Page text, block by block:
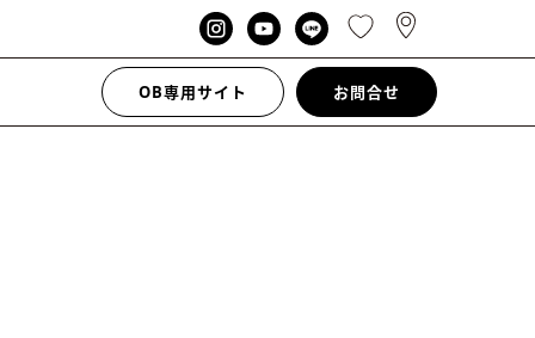
OB専用サイト お問合せ